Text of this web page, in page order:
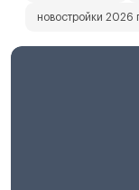
новостройки 2026